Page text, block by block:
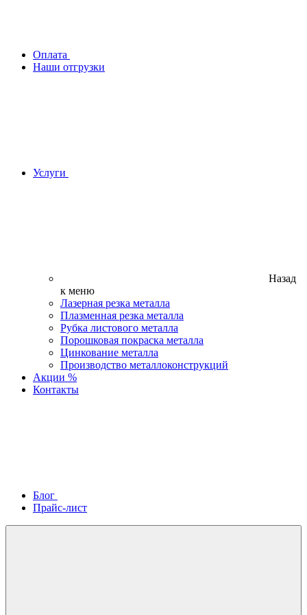
Оплата
Наши отгрузки
Услуги
Назад
к меню
Лазерная резка металла
Плазменная резка металла
Рубка листового металла
Порошковая покраска металла
Цинкование металла
Производство металлоконструкций
Акции %
Контакты
Блог
Прайс-лист